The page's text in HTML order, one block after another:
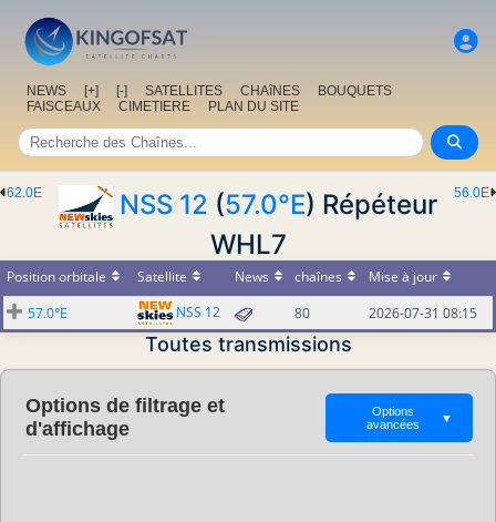
NEWS [+] [-] SATELLITES CHAîNES
BOUQUETS
FAISCEAUX
CIMETIERE PLAN DU SITE
56.0E
62.0E NSS 12 (57.0°E) Répéteur
WHL7
Position orbitale Satellite News chaînes
Mise à jour
57.0°E
NSS 12 80 2026-07-31 08:15
Toutes transmissions
Options de filtrage et
d'affichage
Options
avancées
▼